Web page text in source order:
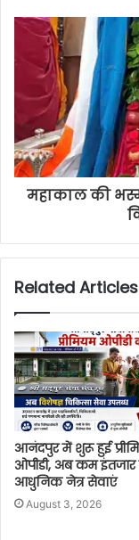
महाकाल की
Related Articles
आनंदपुर में शुरू हुई
ओपीडी, अब कम
आधुनिक नेत्र सेवाएं
August 3, 2026